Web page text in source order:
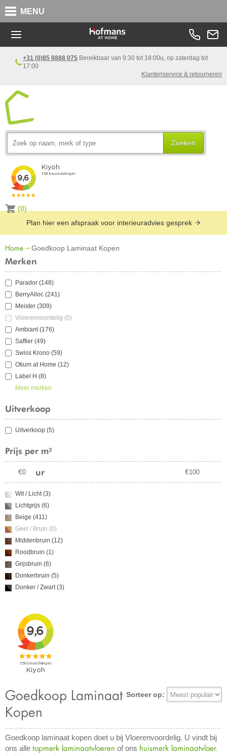
MENU
+31 (0)85 8888 075 Bereikbaar van 9:30 tot 18:00u, op zaterdag tot
17:00
Klantenservice & retourneren
Zoeken
(0)
Plan hier een afspraak voor interieuradvies gesprek
Home Goedkoop Laminaat Kopen
Merken
Parador (148)
BerryAlloc (241)
Meister (309)
Vloerenvoordelig (0)
Ambiant(176)
Saffier (49)
Swiss Krono (59)
Otium at Home (12)
Label H (8)
Meer merken
Uitverkoop
Uitverkoop (5)
Prijs per m²
€ €
Kleur
Wit / Licht(3)
Lichtgrijs (6)
Beige (411)
Geel / Bruin (0)
Middenbruin (12)
Roodbruin (1)
Grijsbruin (6)
Donkerbruin (5)
Donker / Zwart(3)
Sorteer op:
Goedkoop Laminaat
Kopen
Goedkoop laminaat kopen doet u bij Vloerenvoordelig. U vindt bij
ons alle topmerk laminaatvloeren of ons huismerk laminaatvloer.